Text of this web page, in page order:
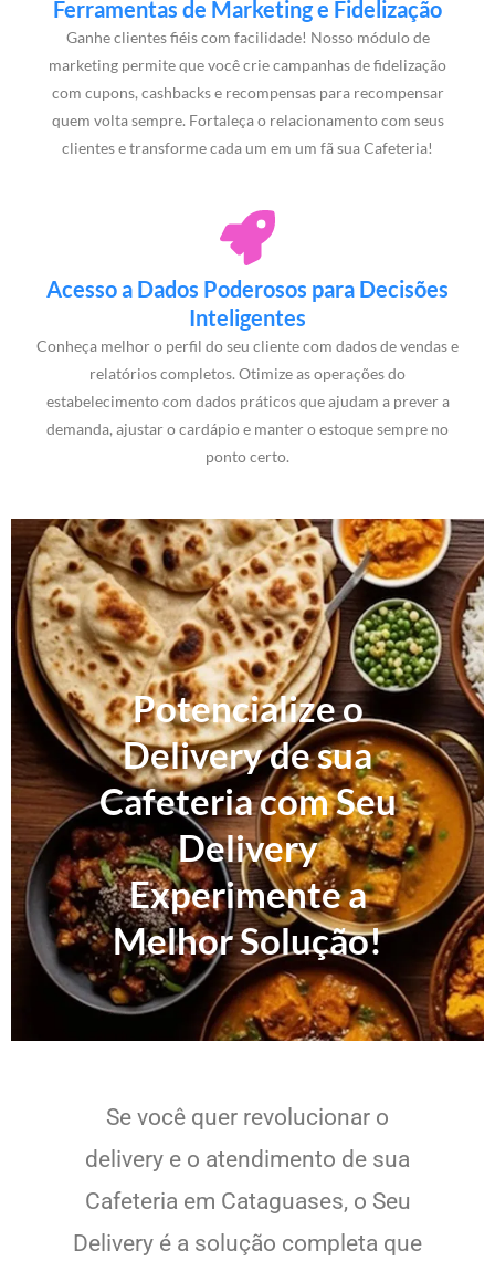
Ferramentas de Marketing e Fidelização
Ganhe clientes fiéis com facilidade! Nosso módulo de
marketing permite que você crie campanhas de fidelização
com cupons, cashbacks e recompensas para recompensar
quem volta sempre. Fortaleça o relacionamento com seus
clientes e transforme cada um em um fã sua Cafeteria!
Acesso a Dados Poderosos para Decisões
Inteligentes
Conheça melhor o perfil do seu cliente com dados de vendas e
relatórios completos. Otimize as operações do
estabelecimento com dados práticos que ajudam a prever a
demanda, ajustar o cardápio e manter o estoque sempre no
ponto certo.
Potencialize o
Delivery de sua
Cafeteria com Seu
Delivery
Experimente a
Melhor Solução!
Se você quer revolucionar o
delivery e o atendimento de sua
Cafeteria em Cataguases, o Seu
Delivery é a solução completa que